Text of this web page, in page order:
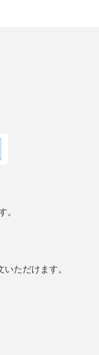
。
ただけます。